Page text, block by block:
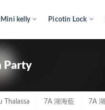
Mini kelly Picotin Lock
Party
Thalassa 7A 湖海藍 7A